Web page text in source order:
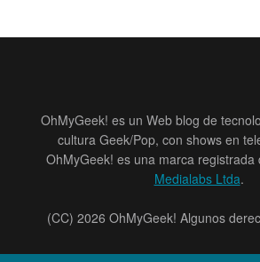
OhMyGeek! es un Web blog de
cultura Geek/Pop, con shows en
OhMyGeek! es una marca registrada
Medialabs Ltda.
(CC) 2026 OhMyGeek! Algunos